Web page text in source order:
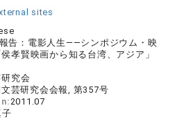
sites
告：電影人生――シンポジウム・映
孝賢映画から知る台湾、アジア」
究会
芸研究会会報, 第357号
2011.07